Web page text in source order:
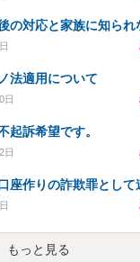
法適用について
日
起訴希望です。
日
もっと見る